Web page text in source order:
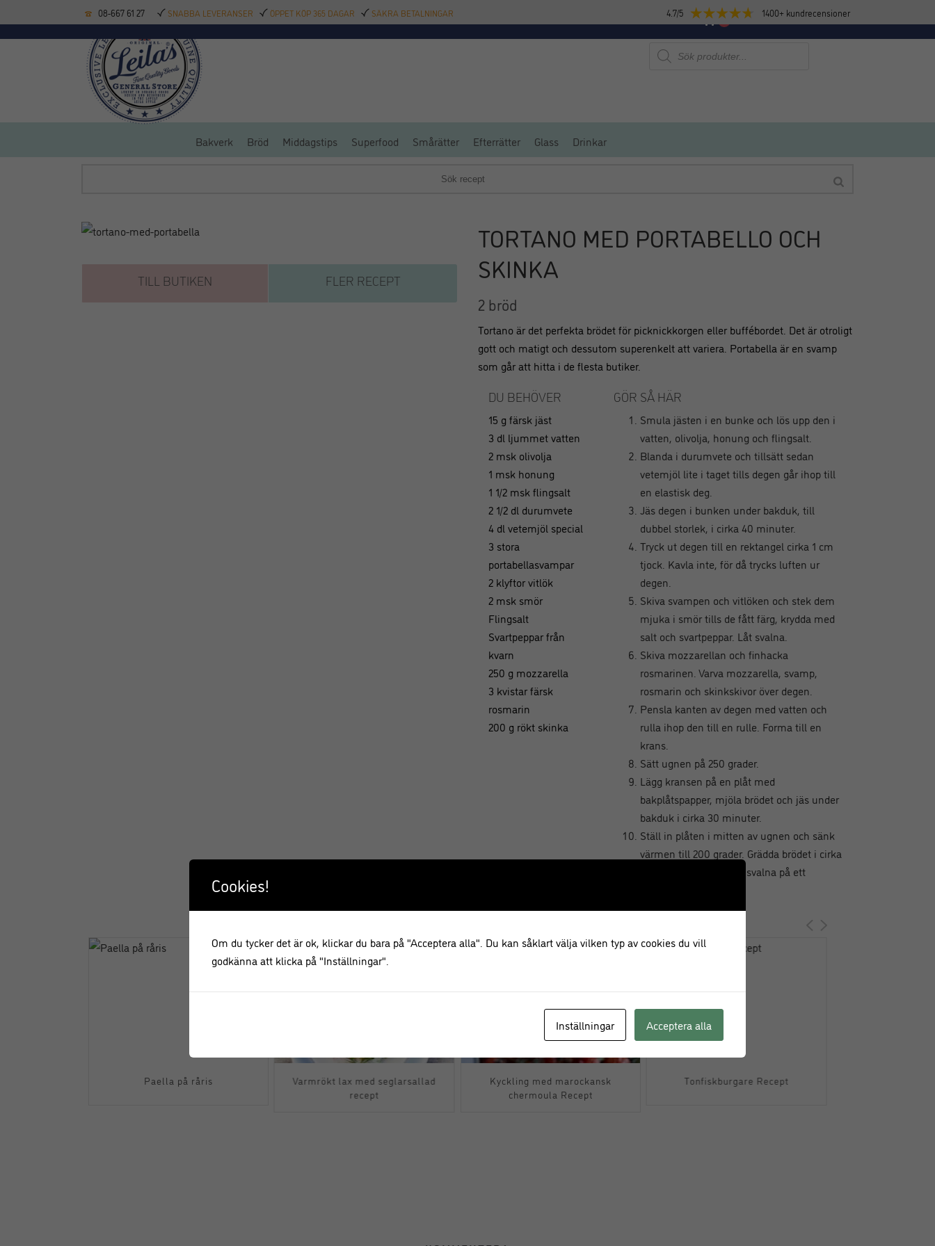
08-667 61 27 SNABBA LEVERANSER ÖPPET KÖP 365 DAGAR SÄKRA BETALNINGAR 4.7/5 1400+ kundrecensioner
KÖKSREDSKAP BAKTILLBEHÖR BAR DELIKATESSER NYHETER 0
Produktsökning
Bakverk Bröd Middagstips Superfood Smårätter Efterrätter Glass Drinkar
TILL BUTIKEN FLER RECEPT
TORTANO MED PORTABELLO OCH
SKINKA
2 bröd
Tortano är det perfekta brödet för picknickkorgen eller buffébordet. Det är otroligt
gott och matigt och dessutom superenkelt att variera. Portabella är en svamp
som går att hitta i de flesta butiker.
DU BEHÖVER
15 g färsk jäst
3 dl ljummet vatten
2 msk olivolja
1 msk honung
1 1/2 msk flingsalt
2 1/2 dl durumvete
4 dl vetemjöl special
3 stora
portabellasvampar
2 klyftor vitlök
2 msk smör
Flingsalt
Svartpeppar från
kvarn
250 g mozzarella
3 kvistar färsk
rosmarin
200 g rökt skinka
GÖR SÅ HÄR
Smula jästen i en bunke och lös upp den i
vatten, olivolja, honung och flingsalt.
Blanda i durumvete och tillsätt sedan
vetemjöl lite i taget tills degen går ihop till
en elastisk deg.
Jäs degen i bunken under bakduk, till
dubbel storlek, i cirka 40 minuter.
Tryck ut degen till en rektangel cirka 1 cm
tjock. Kavla inte, för då trycks luften ur
degen.
Skiva svampen och vitlöken och stek dem
mjuka i smör tills de fått färg, krydda med
salt och svartpeppar. Låt svalna.
Skiva mozzarellan och finhacka
rosmarinen. Varva mozzarella, svamp,
rosmarin och skinkskivor över degen.
Pensla kanten av degen med vatten och
rulla ihop den till en rulle. Forma till en
krans.
Sätt ugnen på 250 grader.
Lägg kransen på en plåt med
bakplåtspapper, mjöla brödet och jäs under
bakduk i cirka 30 minuter.
Ställ in plåten i mitten av ugnen och sänk
värmen till 200 grader. Grädda brödet i cirka
30 minuter och låt det svalna på ett
Paella på råris
Varmrökt lax med seglarsallad
recept
Kyckling med marockansk
chermoula Recept
Tonfiskburgare Recept
Cookies!
Om du tycker det är ok, klickar du bara på "Acceptera alla". Du kan såklart välja vilken typ av cookies du vill
godkänna att klicka på "Inställningar".
Inställningar Acceptera alla